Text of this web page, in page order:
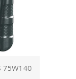
75W140